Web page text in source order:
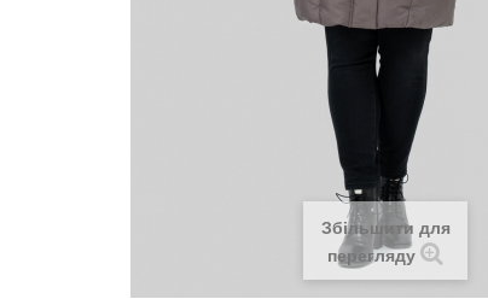
Збільшити для
перегляду